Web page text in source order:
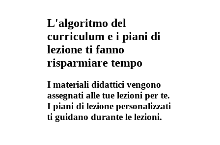
L'algoritmo del
curriculum e i piani di
lezione ti fanno
risparmiare tempo
I materiali didattici vengono
assegnati alle tue lezioni per te.
I piani di lezione personalizzati
ti guidano durante le lezioni.